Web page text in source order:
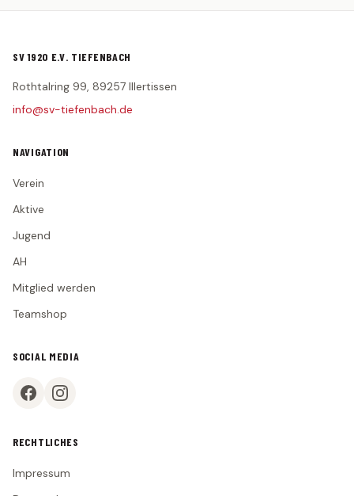
AH
SV 1920 E.V. TIEFENBACH
Rothtalring 99, 89257 Illertissen
info@sv-tiefenbach.de
NAVIGATION
Verein
Aktive
Jugend
AH
Mitglied werden
Teamshop
SOCIAL MEDIA
RECHTLICHES
Impressum